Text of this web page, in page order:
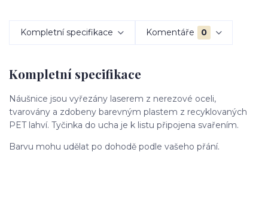
Kompletní specifikace Komentáře 0
Kompletní specifikace
Náušnice jsou vyřezány laserem z nerezové oceli,
tvarovány a zdobeny barevným plastem z recyklovaných
PET lahví. Tyčinka do ucha je k listu připojena svařením.
Barvu mohu udělat po dohodě podle vašeho přání.